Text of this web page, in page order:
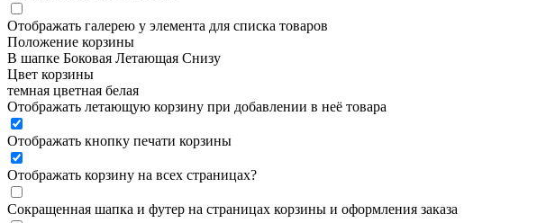
Отображать галерею у элемента для списка товаров
Положение корзины
В шапке Боковая Летающая Снизу
Цвет корзины
темная цветная белая
Отображать летающую корзину при добавлении в неё товара
Отображать кнопку печати корзины
Отображать корзину на всех страницах?
Сокращенная шапка и футер на страницах корзины и оформления заказа